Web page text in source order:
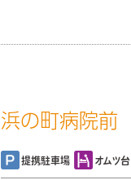
浜の町病院前
提携駐車場 オムツ台